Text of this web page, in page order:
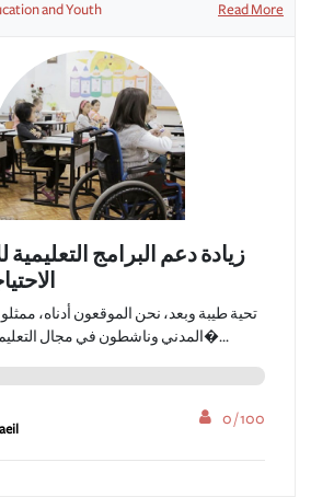
and Youth Read More
زيادة دعم البرامج
تحية طيبة وبعد، نحن الموقعون أدناه،
المدني وناشطون في مجال التعليم الخاص، نطلب م�...
0 / 100